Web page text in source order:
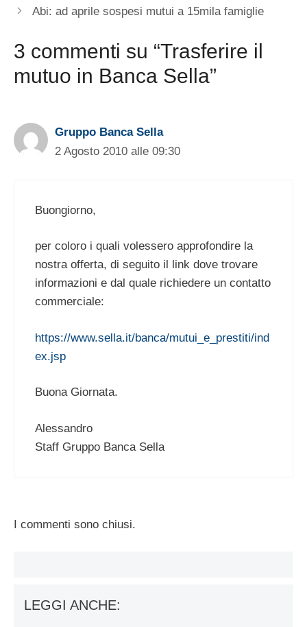
Abi: ad aprile sospesi mutui a 15mila famiglie
3 commenti su “Trasferire il
mutuo in Banca Sella”
Gruppo Banca Sella
2 Agosto 2010 alle 09:30
Buongiorno,
per coloro i quali volessero approfondire la
nostra offerta, di seguito il link dove trovare
informazioni e dal quale richiedere un contatto
commerciale:
https://www.sella.it/banca/mutui_e_prestiti/ind
ex.jsp
Buona Giornata.
Alessandro
Staff Gruppo Banca Sella
I commenti sono chiusi.
LEGGI ANCHE: